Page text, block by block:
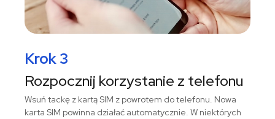
Krok 3
Rozpocznij korzystanie z telefonu
Wsuń tackę z kartą SIM z powrotem do telefonu. Nowa
karta SIM powinna działać automatycznie. W niektórych